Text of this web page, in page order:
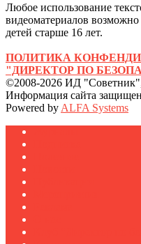
Любое использование
видеоматериалов возможно
детей старше 16 лет.
ПОЛИТИКА
"ДИРЕКТОР ПО
©2008-2026 ИД
Информация сайта
Powered by ALFA Systems